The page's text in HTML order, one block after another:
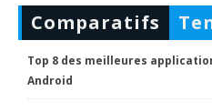
Comparatifs
Top 8 des meilleures
Android